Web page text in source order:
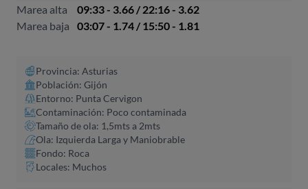
Marea alta
09:33 - 3.66 / 22:16 - 3.62
Marea baja
03:07 - 1.74 / 15:50 - 1.81
Provincia: Asturias
Población: Gijón
Entorno: Punta Cervigon
Contaminación: Poco contaminada
Tamaño de ola: 1,5mts a 2mts
Ola: Izquierda Larga y Maniobrable
Fondo: Roca
Locales: Muchos